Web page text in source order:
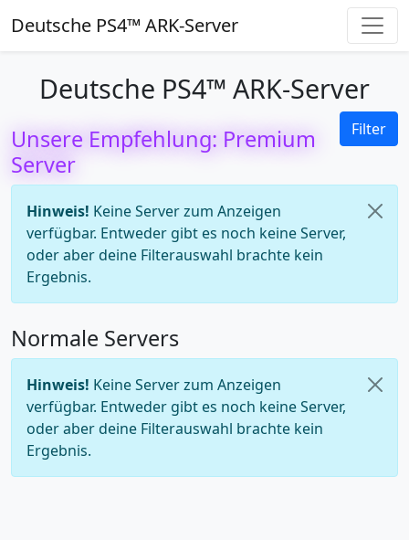
Deutsche PS4™ ARK-Server
Deutsche PS4™ ARK-Server
Filter
Unsere Empfehlung: Premium
Server
Hinweis! Keine Server zum Anzeigen
verfügbar. Entweder gibt es noch keine Server,
oder aber deine Filterauswahl brachte kein
Ergebnis.
Normale Servers
Hinweis! Keine Server zum Anzeigen
verfügbar. Entweder gibt es noch keine Server,
oder aber deine Filterauswahl brachte kein
Ergebnis.